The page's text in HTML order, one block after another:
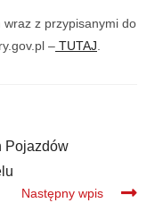
z przypisanymi do
– TUTAJ.
Pojazdów
Następny wpis